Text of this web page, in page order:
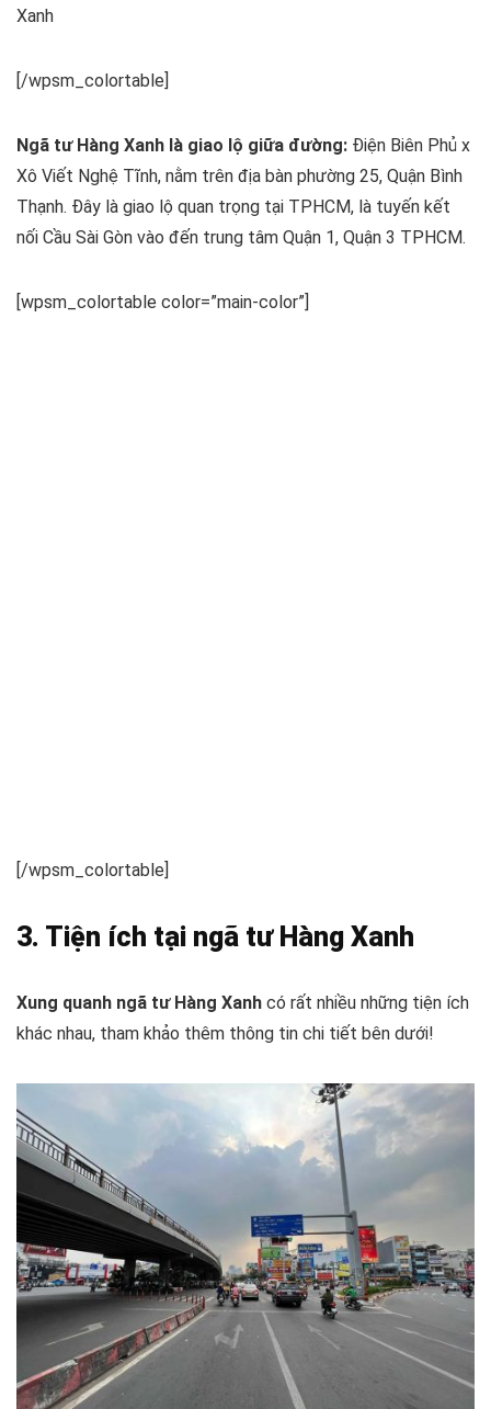
Xanh
[/wpsm_colortable]
Ngã tư Hàng Xanh là giao lộ giữa đường: Điện Biên Phủ x
Xô Viết Nghệ Tĩnh, nằm trên địa bàn phường 25, Quận Bình
Thạnh. Đây là giao lộ quan trọng tại TPHCM, là tuyến kết
nối Cầu Sài Gòn vào đến trung tâm Quận 1, Quận 3 TPHCM.
[wpsm_colortable color=”main-color”]
[/wpsm_colortable]
3. Tiện ích tại ngã tư Hàng Xanh
Xung quanh ngã tư Hàng Xanh có rất nhiều những tiện ích
khác nhau, tham khảo thêm thông tin chi tiết bên dưới!